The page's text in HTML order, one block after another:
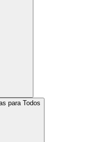
para Todos